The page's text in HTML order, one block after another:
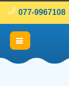
077-9967108